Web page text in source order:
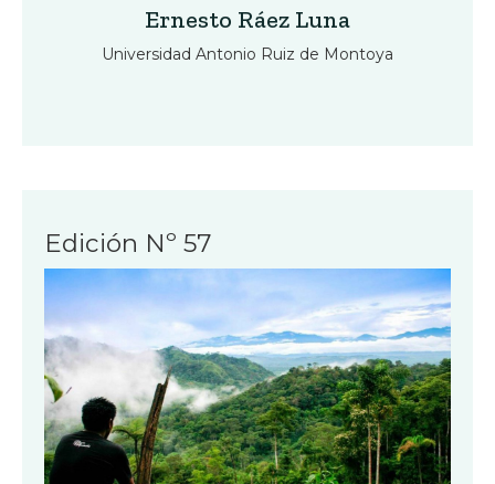
Ernesto Ráez Luna
Universidad Antonio Ruiz de Montoya
Edición Nº 57